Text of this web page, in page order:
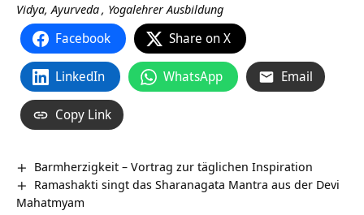
Vidya,Ayurveda, Yogalehrer Ausbildung
Facebook Share on X
LinkedIn WhatsApp Email
Copy Link
Barmherzigkeit – Vortrag zur täglichen Inspiration
Ramashakti singt das Sharanagata Mantra aus der Devi
Mahatmyam